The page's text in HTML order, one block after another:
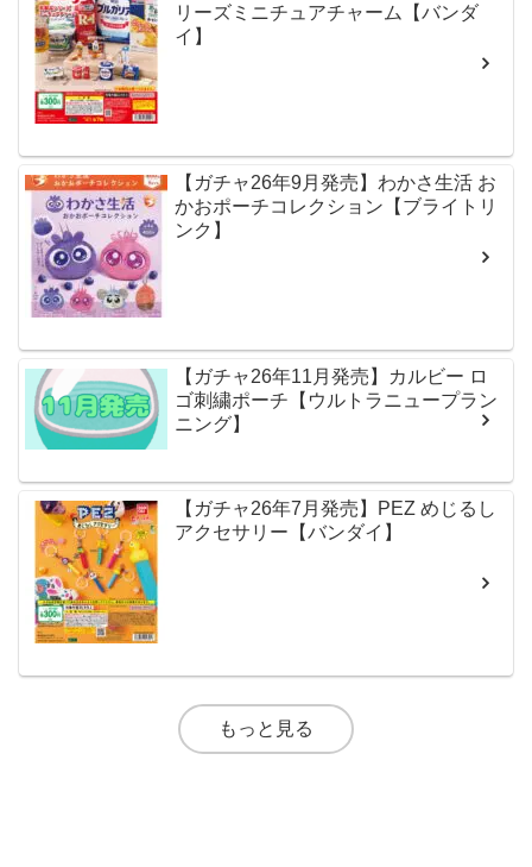
リーズミニチュアチャーム【バンダ
イ】
【ガチャ26年9月発売】わかさ生活 お
かおポーチコレクション【ブライトリ
ンク】
【ガチャ26年11月発売】カルビー ロ
ゴ刺繍ポーチ【ウルトラニュープラン
ニング】
【ガチャ26年7月発売】PEZ めじるし
アクセサリー【バンダイ】
もっと見る